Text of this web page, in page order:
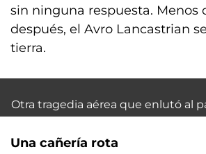
sin ninguna respuesta. Menos
después, el Avro Lancastrian
tierra.
Otra tragedia aérea que enlutó al
Una cañería rota